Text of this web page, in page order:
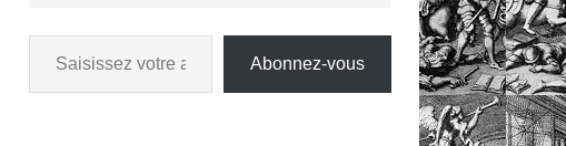
Abonnez-vous